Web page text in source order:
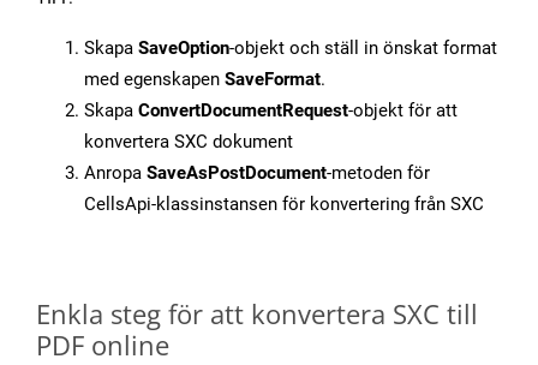
Skapa SaveOption-objekt och ställ in önskat format
med egenskapen SaveFormat.
Skapa ConvertDocumentRequest-objekt för att
konvertera SXC dokument
Anropa SaveAsPostDocument-metoden för
CellsApi-klassinstansen för konvertering från SXC
Enkla steg för att konvertera SXC till
PDF online